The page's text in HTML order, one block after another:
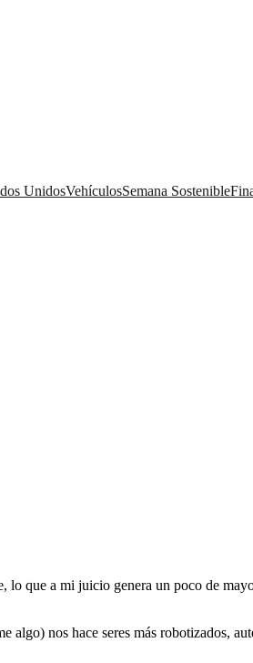
UnidosVehículosSemana Sostenible
lo que a mi juicio genera un poco de
algo) nos hace seres más robotizados,